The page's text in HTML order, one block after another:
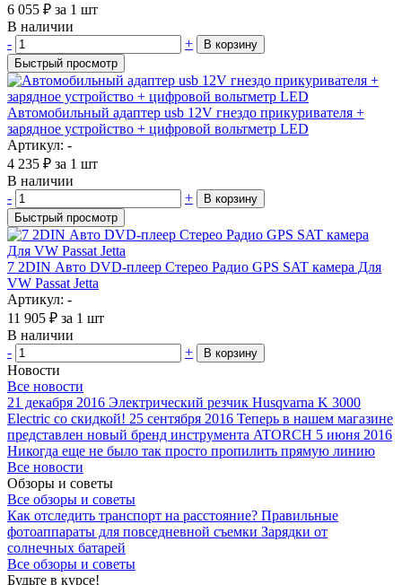
6 055 ₽ за 1 шт
В наличии
-
+
В корзину
Быстрый просмотр
Автомобильный адаптер usb 12V гнездо прикуривателя +
зарядное устройство + цифровой вольтметр LED
Артикул: -
4 235 ₽ за 1 шт
В наличии
-
+
В корзину
Быстрый просмотр
7 2DIN Авто DVD-плеер Стерео Радио GPS SAT камера Для
VW Passat Jetta
Артикул: -
11 905 ₽ за 1 шт
В наличии
-
+ В корзину
Новости
Все новости
21 декабря 2016 Электрический резчик Husqvarna K 3000
Electric со скидкой! 25 сентября 2016 Теперь в нашем магазине
представлен новый бренд инструмента ATORCH 5 июня 2016
Никогда еще не было так просто пропилить прямую линию
Все новости
Обзоры и советы
Все обзоры и советы
Как отследить транспорт на расстояние? Правильные
фотоаппараты для повседневной съемки Зарядки от
солнечных батарей
Все обзоры и советы
Будьте в курсе!